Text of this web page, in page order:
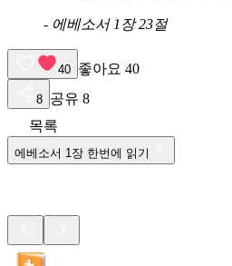
- 에베소서 1장 23절
40 좋아요 40
8 공유 8
목록
에베소서 1장 한번에 읽기